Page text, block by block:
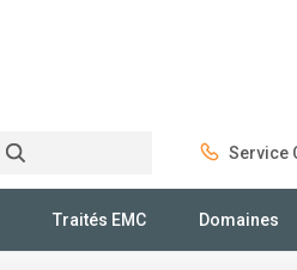
Service
Traités EMC Domaines